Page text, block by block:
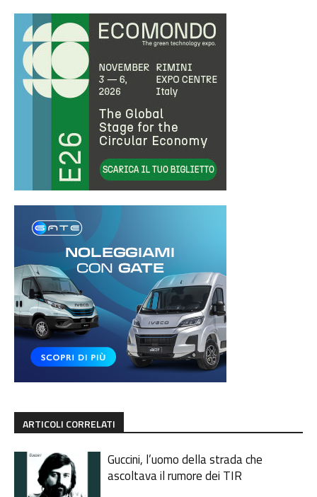
ARTICOLI CORRELATI
Guccini, l’uomo della strada che
ascoltava il rumore dei TIR